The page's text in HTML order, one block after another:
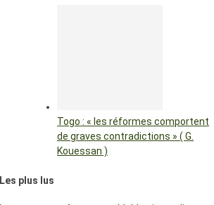
Togo : « les réformes comportent
de graves contradictions » ( G.
Kouessan )
Les plus lus